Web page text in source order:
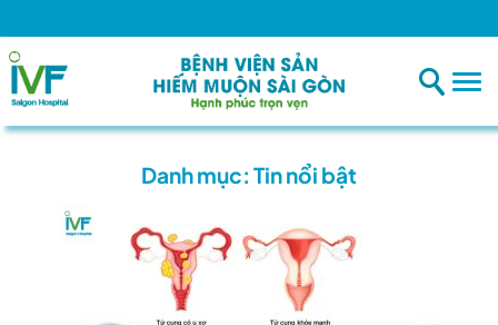
Danh mục: Tin nổi bật